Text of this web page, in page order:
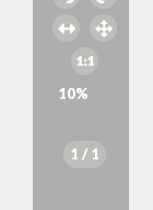
10%
1 / 1